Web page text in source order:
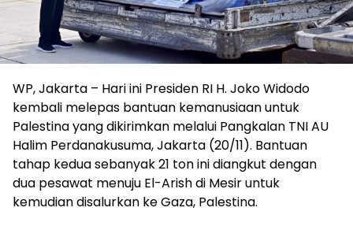
WP, Jakarta – Hari ini Presiden RI H. Joko Widodo
kembali melepas bantuan kemanusiaan untuk
Palestina yang dikirimkan melalui Pangkalan TNI AU
Halim Perdanakusuma, Jakarta (20/11). Bantuan
tahap kedua sebanyak 21 ton ini diangkut dengan
dua pesawat menuju El-Arish di Mesir untuk
kemudian disalurkan ke Gaza, Palestina.